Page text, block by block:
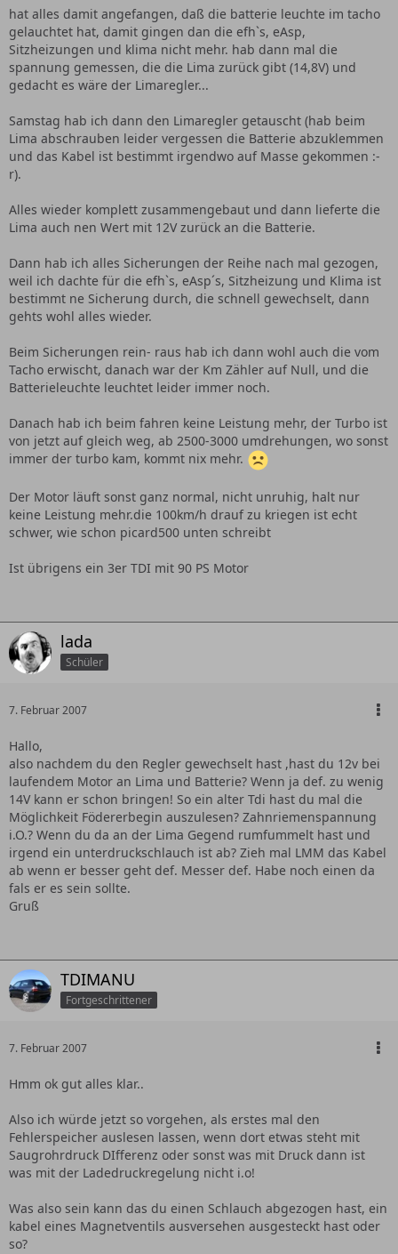
hat alles damit angefangen, daß die batterie leuchte im tacho
gelauchtet hat, damit gingen dan die efh`s, eAsp,
Sitzheizungen und klima nicht mehr. hab dann mal die
spannung gemessen, die die Lima zurück gibt (14,8V) und
gedacht es wäre der Limaregler...
Samstag hab ich dann den Limaregler getauscht (hab beim
Lima abschrauben leider vergessen die Batterie abzuklemmen
und das Kabel ist bestimmt irgendwo auf Masse gekommen :-
r).
Alles wieder komplett zusammengebaut und dann lieferte die
Lima auch nen Wert mit 12V zurück an die Batterie.
Dann hab ich alles Sicherungen der Reihe nach mal gezogen,
weil ich dachte für die efh`s, eAsp´s, Sitzheizung und Klima ist
bestimmt ne Sicherung durch, die schnell gewechselt, dann
gehts wohl alles wieder.
Beim Sicherungen rein- raus hab ich dann wohl auch die vom
Tacho erwischt, danach war der Km Zähler auf Null, und die
Batterieleuchte leuchtet leider immer noch.
Danach hab ich beim fahren keine Leistung mehr, der Turbo ist
von jetzt auf gleich weg, ab 2500-3000 umdrehungen, wo sonst
immer der turbo kam, kommt nix mehr.
Der Motor läuft sonst ganz normal, nicht unruhig, halt nur
keine Leistung mehr.die 100km/h drauf zu kriegen ist echt
schwer, wie schon picard500 unten schreibt
Ist übrigens ein 3er TDI mit 90 PS Motor
lada
Schüler
7. Februar 2007
Hallo,
also nachdem du den Regler gewechselt hast ,hast du 12v bei
laufendem Motor an Lima und Batterie? Wenn ja def. zu wenig
14V kann er schon bringen! So ein alter Tdi hast du mal die
Möglichkeit Födererbegin auszulesen? Zahnriemenspannung
i.O.? Wenn du da an der Lima Gegend rumfummelt hast und
irgend ein unterdruckschlauch ist ab? Zieh mal LMM das Kabel
ab wenn er besser geht def. Messer def. Habe noch einen da
fals er es sein sollte.
Gruß
TDIMANU
Fortgeschrittener
7. Februar 2007
Hmm ok gut alles klar..
Also ich würde jetzt so vorgehen, als erstes mal den
Fehlerspeicher auslesen lassen, wenn dort etwas steht mit
Saugrohrdruck DIfferenz oder sonst was mit Druck dann ist
was mit der Ladedruckregelung nicht i.o!
Was also sein kann das du einen Schlauch abgezogen hast, ein
kabel eines Magnetventils ausversehen ausgesteckt hast oder
so?